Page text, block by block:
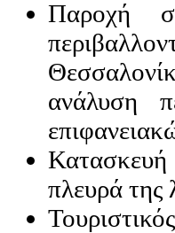
Παροχή
ανάλυση
πλευρά